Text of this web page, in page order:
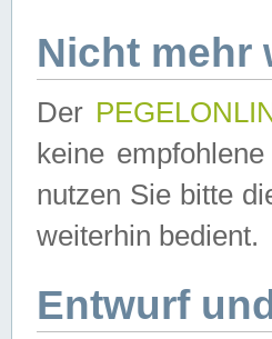
Nicht mehr
Der
keine
nutzen Sie bitte
weiterhin bedient.
Entwurf